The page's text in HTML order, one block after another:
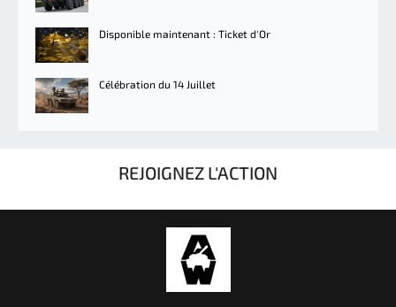
Disponible maintenant : Ticket d'Or
Célébration du 14 Juillet
REJOIGNEZ L'ACTION